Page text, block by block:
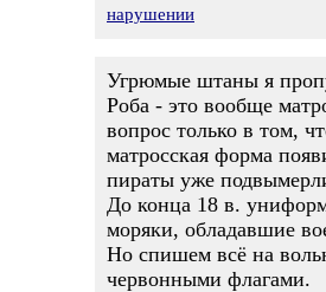
нарушении
Угрюмые штаны я
Роба - это вообще
вопрос только в том,
матросская форма
пираты уже
До конца 18 в.
моряки, обладавшие
Но спишем всё на
червонными флагами.